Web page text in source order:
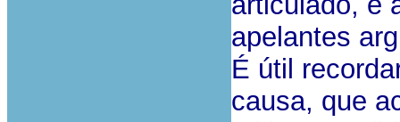
apelantes
É útil
causa, que